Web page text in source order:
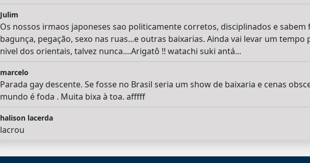
Julim
Os nossos irmaos japoneses sao politicamente corretos, disciplinados e sabem
bagunça, pegação, sexo nas ruas...e outras baixarias. Ainda vai levar um tempo
nivel dos orientais, talvez nunca....Arigatô !! watachi suki antá...
marcelo
Parada gay descente. Se fosse no Brasil seria um show de baixaria e cenas
mundo é foda . Muita bixa à toa. afffff
halison lacerda
lacrou